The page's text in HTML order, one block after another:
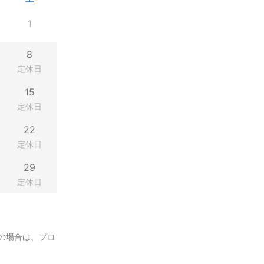
1
8
定休日
15
定休日
22
定休日
29
定休日
場合は、プロ